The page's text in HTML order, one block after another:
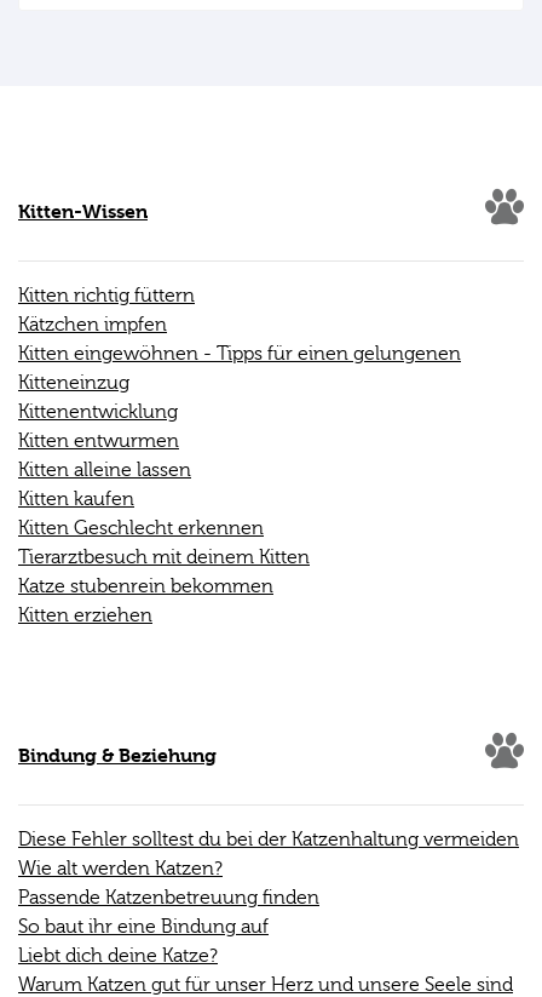
Kitten-Wissen
Kitten richtig füttern
Kätzchen impfen
Kitten eingewöhnen - Tipps für einen gelungenen
Kitteneinzug
Kittenentwicklung
Kitten entwurmen
Kitten alleine lassen
Kitten kaufen
Kitten Geschlecht erkennen
Tierarztbesuch mit deinem Kitten
Katze stubenrein bekommen
Kitten erziehen
Bindung & Beziehung
Diese Fehler solltest du bei der Katzenhaltung vermeiden
Wie alt werden Katzen?
Passende Katzenbetreuung finden
So baut ihr eine Bindung auf
Liebt dich deine Katze?
Warum Katzen gut für unser Herz und unsere Seele sind